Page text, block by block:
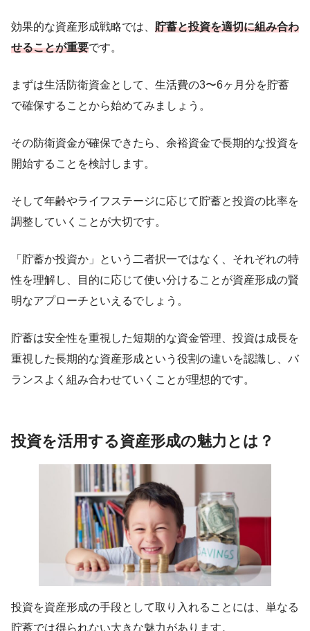
効果的な資産形成戦略では、 貯蓄と投資を適切に組み合わ
せることが重要です。
まずは生活防衛資金として、生活費の3〜6ヶ月分を貯蓄
で確保することから始めてみましょう。
その防衛資金が確保できたら、余裕資金で長期的な投資を
開始することを検討します。
そして年齢やライフステージに応じて貯蓄と投資の比率を
調整していくことが大切です。
「貯蓄か投資か」という二者択一ではなく、それぞれの特
性を理解し、目的に応じて使い分けることが資産形成の賢
明なアプローチといえるでしょう。
貯蓄は安全性を重視した短期的な資金管理、投資は成長を
重視した長期的な資産形成という役割の違いを認識し、バ
ランスよく組み合わせていくことが理想的です。
投資を活用する資産形成の魅力とは？
投資を資産形成の手段として取り入れることには、単なる
貯蓄では得られない大きな魅力があります。